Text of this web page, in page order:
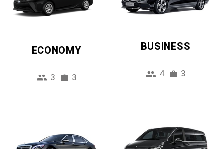
ECONOMY
3 3
BUSINESS
4 3